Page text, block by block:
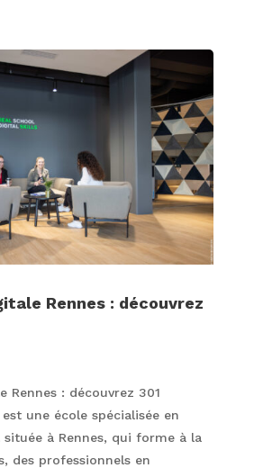
Rennes : découvrez
Rennes : découvrez 301
une école spécialisée en
à Rennes, qui forme à la
des professionnels en